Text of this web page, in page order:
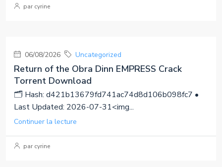
par cyrine
06/08/2026 Uncategorized
Return of the Obra Dinn EMPRESS Crack
Torrent Download
🗂 Hash: d421b13679fd741ac74d8d106b098fc7 •
Last Updated: 2026-07-31<img...
Continuer la lecture
par cyrine